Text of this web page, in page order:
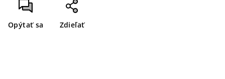
Opýtať sa Zdieľať